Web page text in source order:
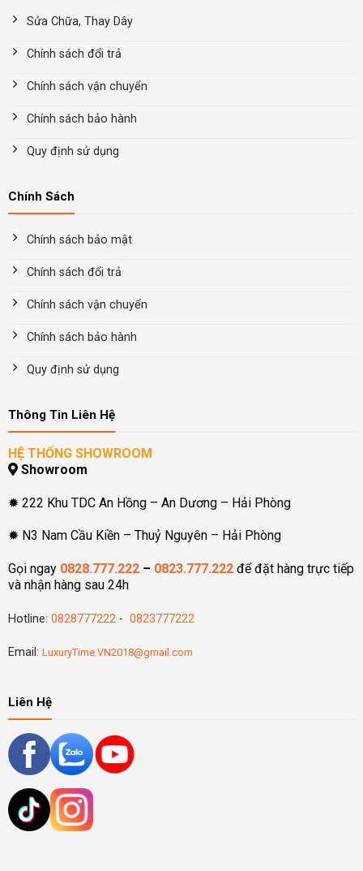
Sửa Chữa, Thay Dây
Chính sách đổi trả
Chính sách vận chuyển
Chính sách bảo hành
Quy định sử dụng
Chính Sách
Chính sách bảo mật
Chính sách đổi trả
Chính sách vận chuyển
Chính sách bảo hành
Quy định sử dụng
Thông Tin Liên Hệ
HỆ THỐNG SHOWROOM
Showroom
✹ 222 Khu TDC An Hồng – An Dương – Hải Phòng
✹ N3 Nam Cầu Kiền – Thuỷ Nguyên – Hải Phòng
Gọi ngay 0828.777.222– 0823.777.222để đặt hàng trực tiếp
và nhận hàng sau 24h
Hotline: 0828777222- 0823777222
Email: LuxuryTime.VN2018@gmail.com
Liên Hệ